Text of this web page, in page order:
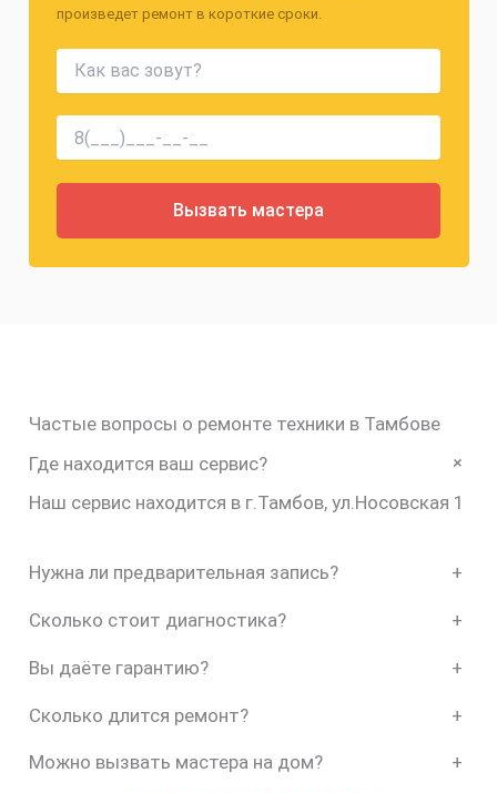
произведет ремонт в короткие сроки.
Частые вопросы о ремонте техники в Тамбове
Где находится ваш сервис?
+
Наш сервис находится в г.Тамбов, ул.Носовская 1
Нужна ли предварительная запись? +
Сколько стоит диагностика? +
Вы даёте гарантию? +
Сколько длится ремонт? +
Можно вызвать мастера на дом? +